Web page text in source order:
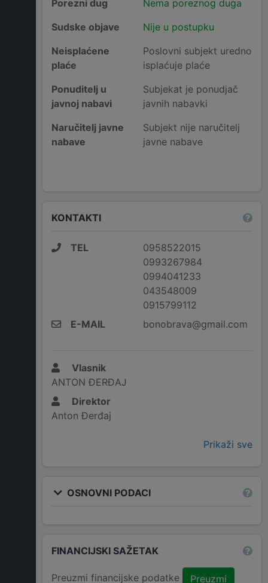
Porezni dug
Nema poreznog duga
Sudske objave
Nije u postupku
Neisplaćene
plaće
Poslovni subjekt uredno
isplaćuje plaće
Ponuditelj u
javnoj nabavi
Subjekat je ponudjač
javnih nabavki
Naručitelj javne
nabave
Subjekt nije naručitelj
javne nabave
KONTAKTI
TEL
0958522015
0993267984
0994041233
043548009
0915799112
E-MAIL
bonobrava@gmail.com
Vlasnik
ANTON ĐERĐAJ
Direktor
Anton Đerđaj
Prikaži sve
OSNOVNI PODACI
FINANCIJSKI SAŽETAK
Preuzmi financijske podatke Preuzmi